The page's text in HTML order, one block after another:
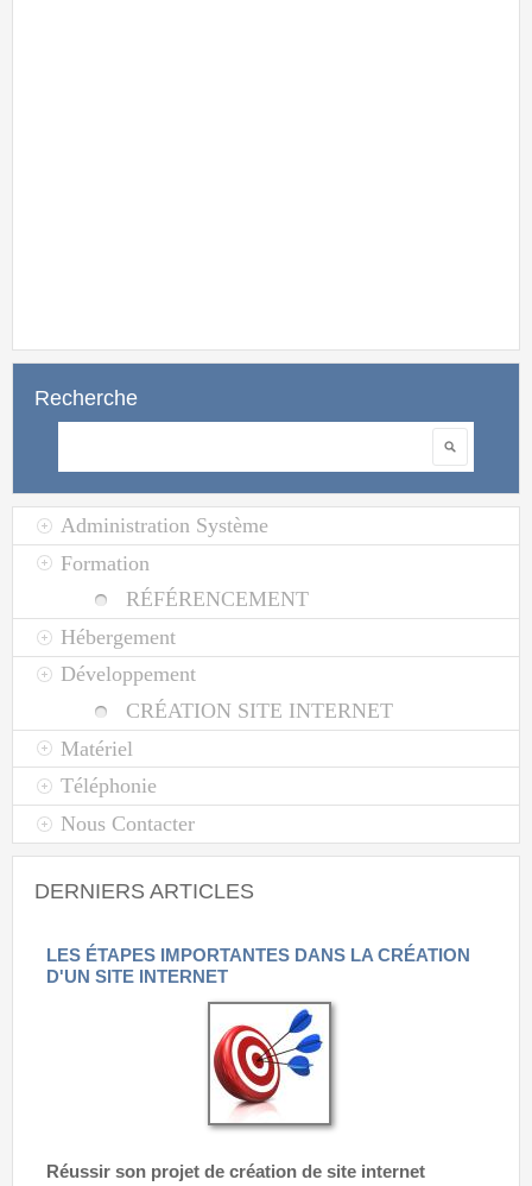
Recherche
Rechercher
Administration Système
Formation
RÉFÉRENCEMENT
Hébergement
Développement
CRÉATION SITE INTERNET
Matériel
Téléphonie
Nous Contacter
DERNIERS ARTICLES
LES ÉTAPES IMPORTANTES DANS LA CRÉATION
D'UN SITE INTERNET
Réussir son projet de création de site internet